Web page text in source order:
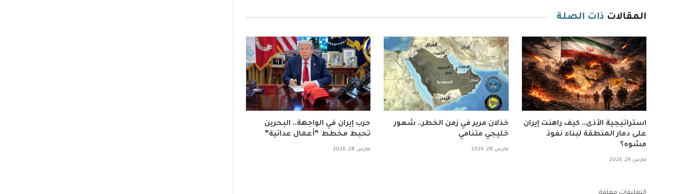
المقالات ذات الصلة
استراتيجية الأذى.. كيف راهنت إيران
على دمار المنطقة لبناء نفوذ
مشوه؟
مارس 29, 2026
خذلان مرير في زمن الخطر.. شعور
خليجي متنامي
مارس 28, 2026
حرب إيران في الواجهة.. البحرين
تحبط مخطط “أعمال عدائية”
مارس 28, 2026